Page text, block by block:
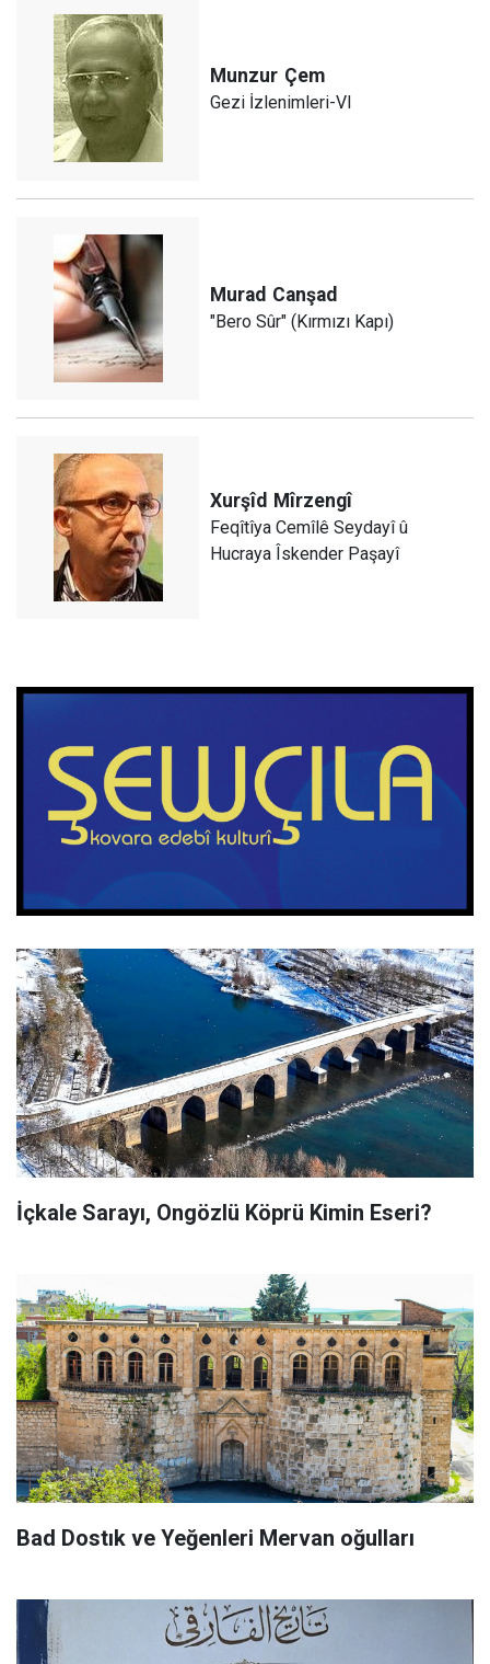
Munzur Çem
Gezi İzlenimleri-VI
Murad Canşad
"Bero Sûr" (Kırmızı Kapı)
Xurşîd Mîrzengî
Feqîtîya Cemîlê Seydayî û
Hucraya Îskender Paşayî
İçkale Sarayı, Ongözlü Köprü Kimin Eseri?
Bad Dostık ve Yeğenleri Mervan oğulları